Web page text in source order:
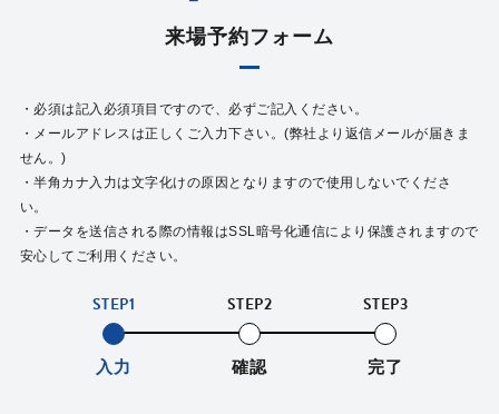
来場予約フォーム
・必須は記入必須項目ですので、必ずご記入ください。
・メールアドレスは正しくご入力下さい。(弊社より返信メールが届きま
せん。)
・半角カナ入力は文字化けの原因となりますので使用しないでくださ
い。
・データを送信される際の情報はSSL暗号化通信により保護されますので
安心してご利用ください。
STEP1
入力
STEP2
確認
STEP3
完了